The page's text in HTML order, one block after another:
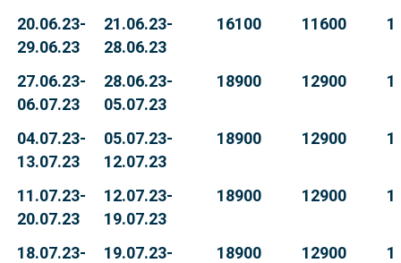
20.06.23-
29.06.23
21.06.23-
28.06.23
16100 11600
27.06.23-
06.07.23
28.06.23-
05.07.23
18900 12900
04.07.23-
13.07.23
05.07.23-
12.07.23
18900 12900
11.07.23-
20.07.23
12.07.23-
19.07.23
18900 12900
18.07.23-
19.07.23-
18900 12900